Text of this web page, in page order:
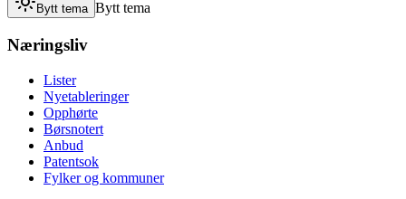
Bytt tema Bytt tema
Næringsliv
Lister
Nyetableringer
Opphørte
Børsnotert
Anbud
Patentsok
Fylker og kommuner